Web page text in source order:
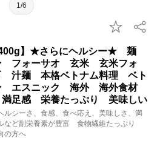
1/6
】★さらにヘルシー★ 麺
フォーサオ 玄米 玄米フォ
汁麺 本格ベトナム料理 ベト
エスニック 海外 海外食材
足感 栄養たっぷり 美味しい
ルシーさ、食感、食べ応え、美味しさ、満
など副栄養素が豊富 食物繊維たっぷり
の方へ